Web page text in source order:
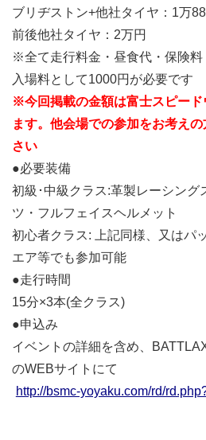
ブリヂストン+他社タイヤ：1万
前後他社タイヤ：2万円
※全て走行料金・昼食代・保険
入場料として1000円が必要です
※今回掲載の金額は富士スピード
ます。他会場での参加をお考え
さい
●必要装備
初級･中級クラス:革製レーシング
ツ・フルフェイスヘルメット
初心者クラス: 上記同様、又はパ
エア等でも参加可能
●走行時間
15分×3本(全クラス)
●申込み
イベントの詳細を含め、
のWEBサイトにて
http://bsmc-yoyaku.com/rd/